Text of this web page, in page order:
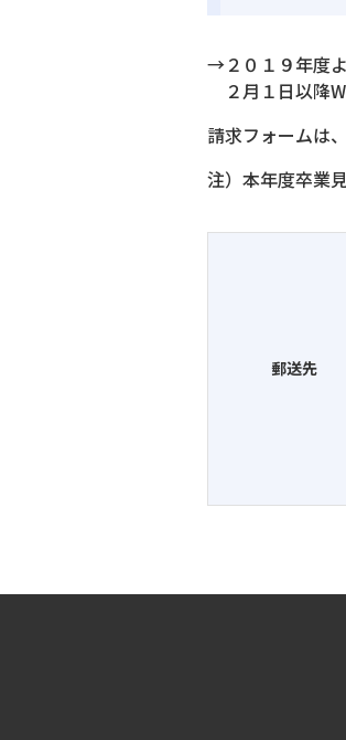
→２０１９年度
２月１日以降
請求フォームは
注）本年度卒業
郵送先